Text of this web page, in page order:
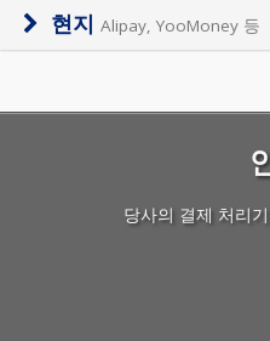
현지Alipay, YooMoney 등
당사의 결제 처리